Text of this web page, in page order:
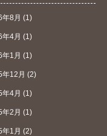
8月 (1)
4月 (1)
1月 (1)
12月 (2)
4月 (1)
2月 (1)
1月 (2)